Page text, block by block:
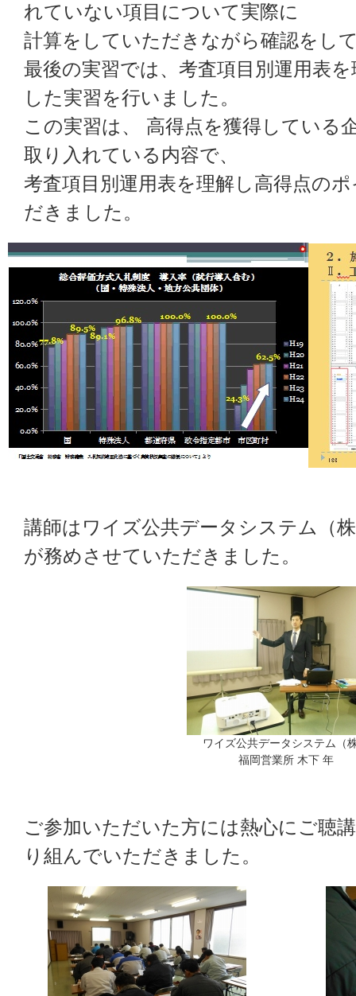
れていない項目について実際に
計算をしていただきながら確認をし
最後の実習では、考査項目別運用表
した実習を行いました。
この実習は、 高得点を獲得している
取り入れている内容で、
考査項目別運用表を理解し高得点の
だきました。
講師はワイズ公共データシステム（
が務めさせていただきました。
ワイズ公共データシステム（
福岡営業所 木下 年
ご参加いただいた方には熱心にご聴
り組んでいただきました。